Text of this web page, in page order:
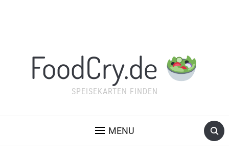
FoodCry.de
SPEISEKARTEN FINDEN
MENU